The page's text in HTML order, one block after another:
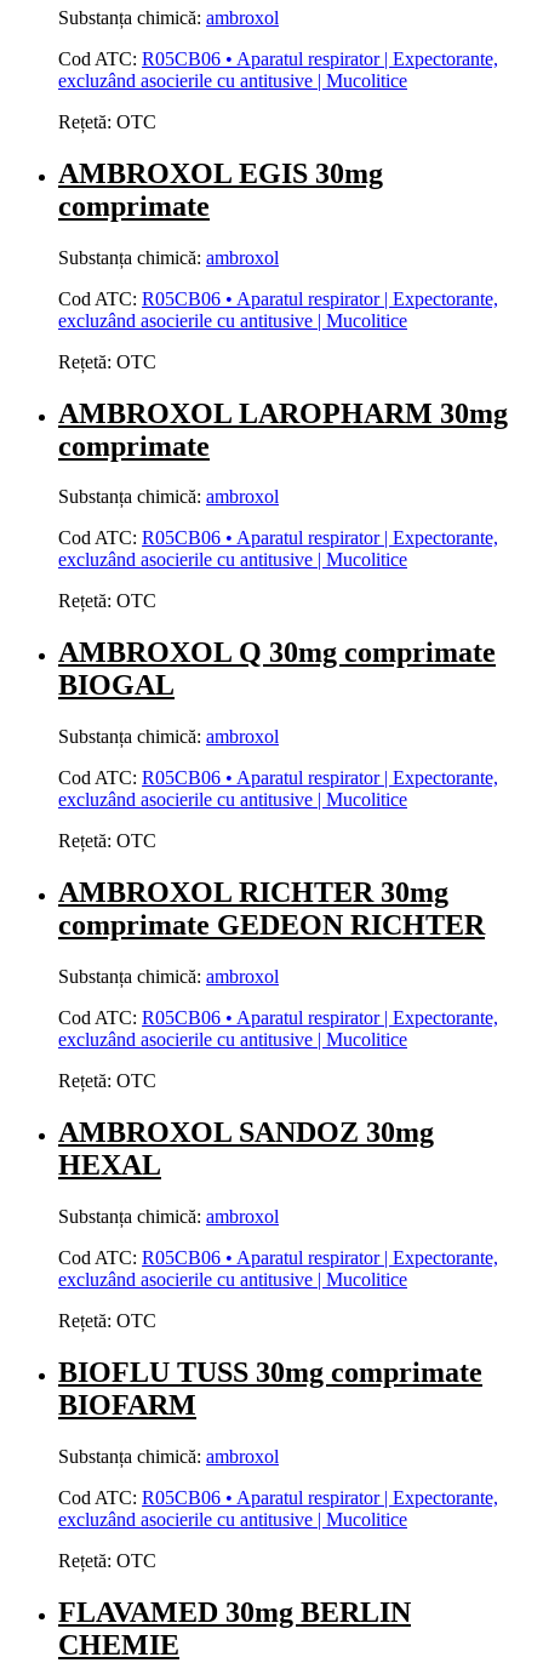
Substanța chimică: ambroxol
Cod ATC: R05CB06 • Aparatul respirator | Expectorante,
excluzând asocierile cu antitusive | Mucolitice
Rețetă: OTC
AMBROXOL EGIS 30mg
comprimate
Substanța chimică: ambroxol
Cod ATC: R05CB06 • Aparatul respirator | Expectorante,
excluzând asocierile cu antitusive | Mucolitice
Rețetă: OTC
AMBROXOL LAROPHARM 30mg
comprimate
Substanța chimică: ambroxol
Cod ATC: R05CB06 • Aparatul respirator | Expectorante,
excluzând asocierile cu antitusive | Mucolitice
Rețetă: OTC
AMBROXOL Q 30mg comprimate
BIOGAL
Substanța chimică: ambroxol
Cod ATC: R05CB06 • Aparatul respirator | Expectorante,
excluzând asocierile cu antitusive | Mucolitice
Rețetă: OTC
AMBROXOL RICHTER 30mg
comprimate GEDEON RICHTER
Substanța chimică: ambroxol
Cod ATC: R05CB06 • Aparatul respirator | Expectorante,
excluzând asocierile cu antitusive | Mucolitice
Rețetă: OTC
AMBROXOL SANDOZ 30mg
HEXAL
Substanța chimică: ambroxol
Cod ATC: R05CB06 • Aparatul respirator | Expectorante,
excluzând asocierile cu antitusive | Mucolitice
Rețetă: OTC
BIOFLU TUSS 30mg comprimate
BIOFARM
Substanța chimică: ambroxol
Cod ATC: R05CB06 • Aparatul respirator | Expectorante,
excluzând asocierile cu antitusive | Mucolitice
Rețetă: OTC
FLAVAMED 30mg BERLIN
CHEMIE